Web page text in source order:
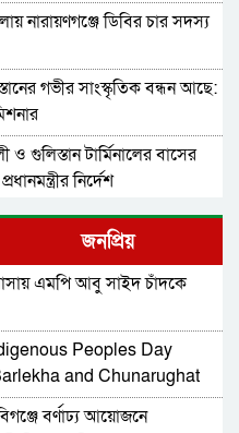
নারায়ণগঞ্জে ডিবির চার সদস্য
গভীর সাংস্কৃতিক বন্ধন আছে:
ও গুলিস্তান টার্মিনালের বাসের
নির্দেশ
১৯৯৬ সালের পরিস্থিতি হবে:
গোলে এগিয়ে গেল বসনিয়া
হতে পারে যুক্তরাষ্ট্র-ইরান
জেডি ভ্যান্স
উদ্বোধনী অনুষ্ঠানের মঞ্চ
জনপ্রিয়
এমপি আবু সাইদ চাঁদকে
Peoples Day
and Chunarughat
বর্ণাঢ্য আয়োজনে